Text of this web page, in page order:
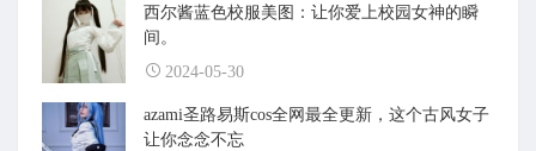
西尔酱蓝色校服美图：让你爱上校园女神的瞬
间。
2024-05-30
azami圣路易斯cos全网最全更新，这个古风女子
让你念念不忘